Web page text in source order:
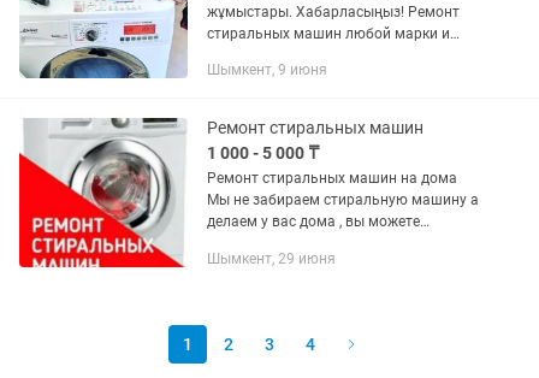
жұмыстары. Хабарласыңыз! Ремонт
стиральных машин любой марки и
Шымкент, 9 июня
Ремонт стиральных машин
1 000 - 5 000 ₸
Ремонт стиральных машин на дома
Мы не забираем стиральную машину а
делаем у вас дома , вы можете
запчасти -СЛИВНОЙ НАСОС --
Шымкент, 29 июня
1 2 3 4